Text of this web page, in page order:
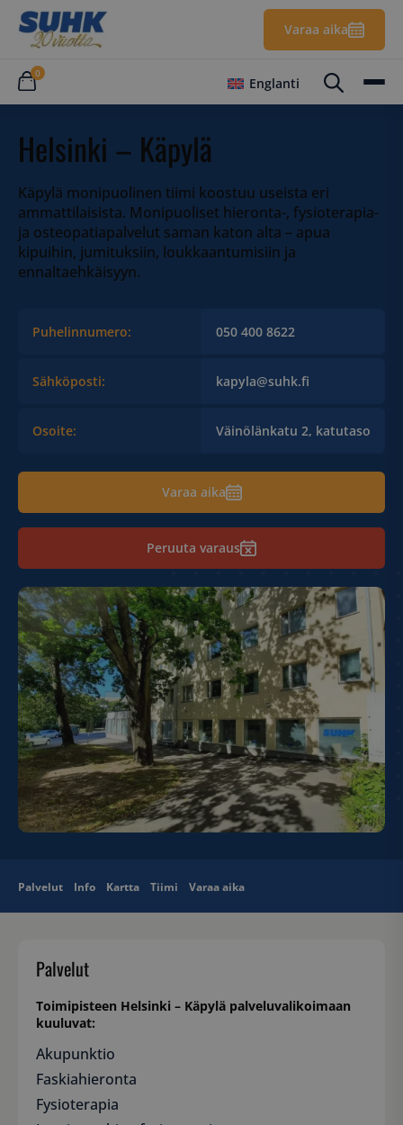
Varaa aika
0
Englanti
Helsinki – Käpylä
Käpylä monipuolinen tiimi koostuu useista eri
ammattilaisista. Monipuoliset hieronta-, fysioterapia-
ja osteopatiapalvelut saman katon alta – apua
kipuihin, jumituksiin, loukkaantumisiin ja
ennaltaehkäisyyn.
Puhelinnumero: 050 400 8622
Sähköposti: kapyla@suhk.fi
Osoite: Väinölänkatu 2, katutaso
Varaa aika
Peruuta varaus
Palvelut Info Kartta Tiimi Varaa aika
Palvelut
Toimipisteen Helsinki – Käpylä palveluvalikoimaan
kuuluvat:
Akupunktio
Faskiahieronta
Fysioterapia